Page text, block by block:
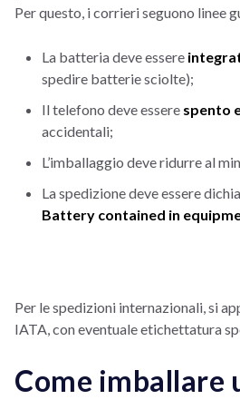
Per questo, i corrieri seguono linee
La batteria deve essere
spedire batterie sciolte);
Il telefono deve essere spento
accidentali;
L’imballaggio deve ridurre al
La spedizione deve essere
Battery contained in
Per le spedizioni internazionali, si
IATA, con eventuale etichettatura
Come imballare